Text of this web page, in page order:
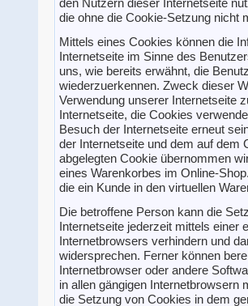
die ohne die Cookie-Setzung nicht
Mittels eines Cookies können die
Internetseite im Sinne des
uns, wie bereits erwähnt, die
wiederzuerkennen. Zweck dieser
Verwendung unserer Internetseite
Internetseite, die Cookies
Besuch der Internetseite erneut
der Internetseite und dem auf
abgelegten Cookie übernommen
eines Warenkorbes im Online-
die ein Kunde in den virtuellen
Die betroffene Person kann die
Internetseite jederzeit mittels einer
Internetbrowsers verhindern und
widersprechen. Ferner können
Internetbrowser oder andere
in allen gängigen Internetbrowsern
die Setzung von Cookies in dem